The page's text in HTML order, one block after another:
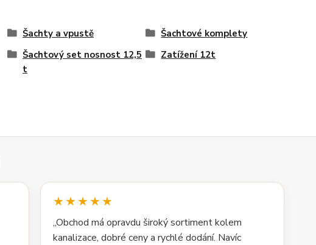
Šachty a vpustě
Šachtové komplety
Šachtový set nosnost 12,5
t
Zatížení 12t
★★★★★
„Obchod má opravdu široký sortiment kolem
kanalizace, dobré ceny a rychlé dodání. Navíc